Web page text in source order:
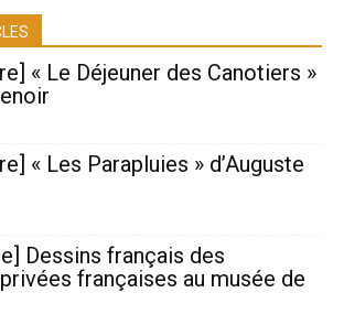
« Le Déjeuner des Canotiers »
« Les Parapluies » d’Auguste
Dessins français des
françaises au musée de